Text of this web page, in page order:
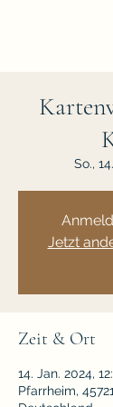
So.,
Jetzt
Zeit & Ort
14. Jan. 2024,
Pfarrheim,